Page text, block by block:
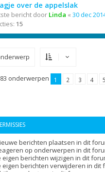
over de appelslak
bericht door Linda « 30 dec
15
83 onderwerpen 1 2 3 4 5
berichten plaatsen in dit
op onderwerpen in dit
eigen berichten wijzigen in dit
eigen berichten verwijderen in dit